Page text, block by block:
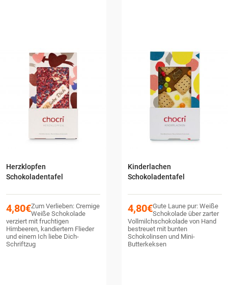
Herzklopfen
Schokoladentafel
4,80€Zum Verlieben: Cremige
Weiße Schokolade
verziert mit fruchtigen
Himbeeren, kandiertem Flieder
und einem Ich liebe Dich-
Schriftzug
Kinderlachen
Schokoladentafel
4,80€Gute Laune pur: Weiße
Schokolade über zarter
Vollmilchschokolade von Hand
bestreuet mit bunten
Schokolinsen und Mini-
Butterkeksen